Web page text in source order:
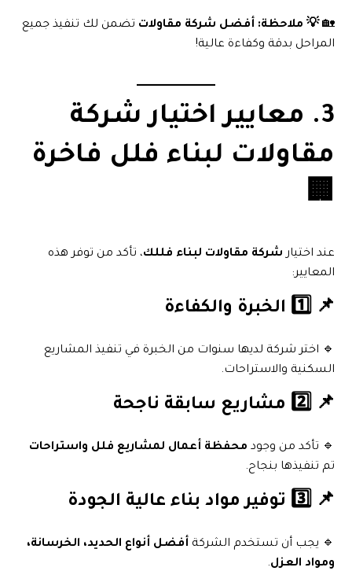
🏡💡 ملاحظة: أفضل شركة مقاولات تضمن لك تنفيذ جميع
المراحل بدقة وكفاءة عالية!
3. معايير اختيار شركة
مقاولات لبناء فلل فاخرة
🏢
عند اختيار شركة مقاولات لبناء فللك، تأكد من توفر هذه
المعايير:
📌 1️⃣ الخبرة والكفاءة
🔹 اختر شركة لديها سنوات من الخبرة في تنفيذ المشاريع
السكنية والاستراحات.
📌 2️⃣ مشاريع سابقة ناجحة
🔹 تأكد من وجود محفظة أعمال لمشاريع فلل واستراحات
تم تنفيذها بنجاح.
📌 3️⃣ توفير مواد بناء عالية الجودة
🔹 يجب أن تستخدم الشركة أفضل أنواع الحديد، الخرسانة،
ومواد العزل.